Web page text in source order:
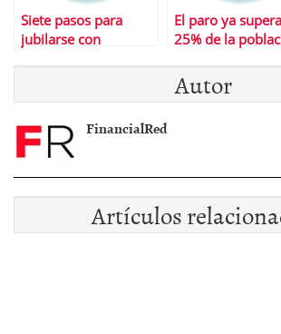
Siete pasos para
jubilarse con
El paro ya
25% de la
Autor
FinancialRed
Artículos